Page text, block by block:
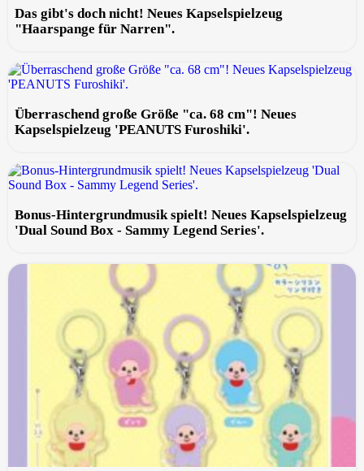
Das gibt's doch nicht! Neues Kapselspielzeug
"Haarspange für Narren".
Überraschend große Größe "ca. 68 cm"! Neues
Kapselspielzeug 'PEANUTS Furoshiki'.
Bonus-Hintergrundmusik spielt! Neues Kapselspielzeug
'Dual Sound Box - Sammy Legend Series'.